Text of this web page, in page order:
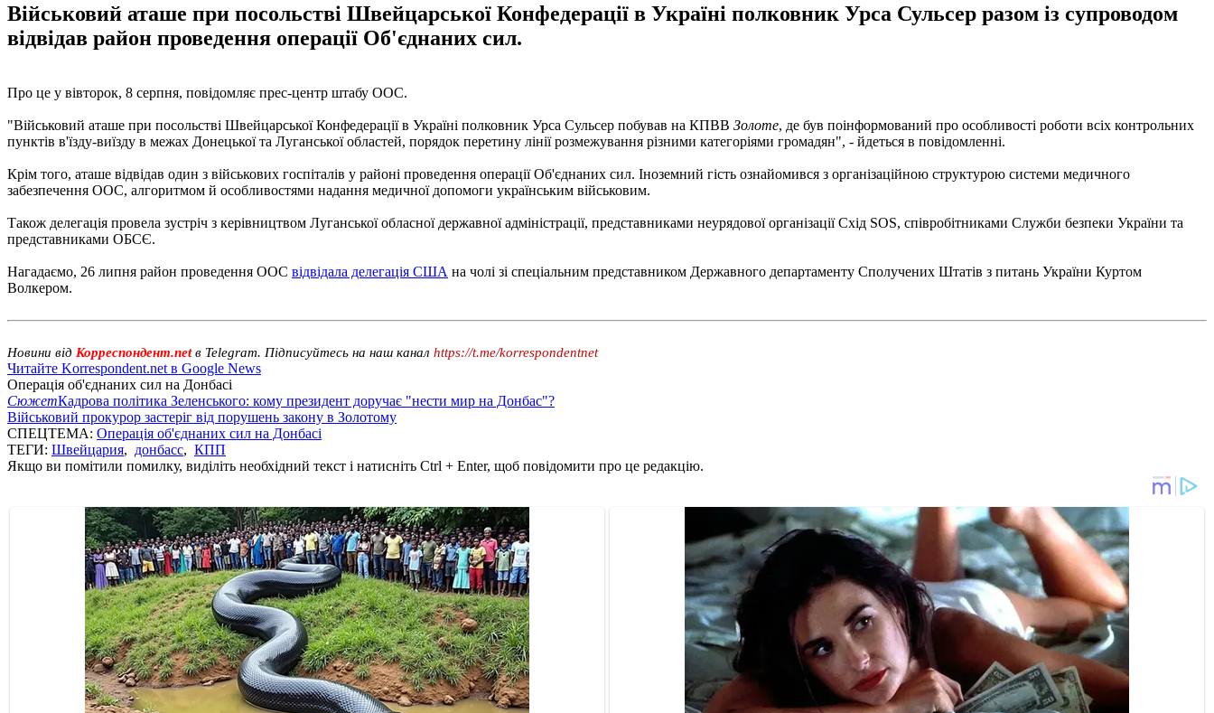
Військовий аташе при посольстві Швейцарської Конфедерації в Україні полковник Урса Сульсер разом із супроводом
відвідав район проведення операції Об'єднаних сил.
Про це у вівторок, 8 серпня, повідомляє прес-центр штабу ООС.
"Військовий аташе при посольстві Швейцарської Конфедерації в Україні полковник Урса Сульсер побував на КПВВ Золоте, де був поінформований про особливості роботи всіх контрольних
пунктів в'їзду-виїзду в межах Донецької та Луганської областей, порядок перетину лінії розмежування різними категоріями громадян", - йдеться в повідомленні.
Крім того, аташе відвідав один з військових госпіталів у районі проведення операції Об'єднаних сил. Іноземний гість ознайомився з організаційною структурою системи медичного
забезпечення ООС, алгоритмом й особливостями надання медичної допомоги українським військовим.
Також делегація провела зустріч з керівництвом Луганської обласної державної адміністрації, представниками неурядової організації Схід SOS, співробітниками Служби безпеки України та
представниками ОБСЄ.
Нагадаємо, 26 липня район проведення ООС відвідала делегація США на чолі зі спеціальним представником Державного департаменту Сполучених Штатів з питань України Куртом
Волкером.
Новини від Корреспондент.netв Telegram. Підписуйтесь на наш канал https://t.me/korrespondentnet
Читайте Korrespondent.net в Google News
Операція об'єднаних сил на Донбасі
СюжетКадрова політика Зеленського: кому президент доручає "нести мир на Донбас"?
Військовий прокурор застеріг від порушень закону в Золотому
СПЕЦТЕМА: Операція об'єднаних сил на Донбасі
ТЕГИ: Швейцария, донбасс, КПП
Якщо ви помітили помилку, виділіть необхідний текст і натисніть Ctrl + Enter, щоб повідомити про це редакцію.